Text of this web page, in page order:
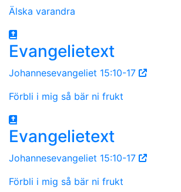
Älska varandra
Evangelietext
Johannesevangeliet 15:10-17
Förbli i mig så bär ni frukt
Evangelietext
Johannesevangeliet 15:10-17
Förbli i mig så bär ni frukt